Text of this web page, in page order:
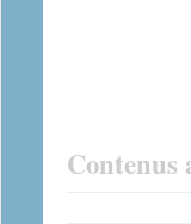
Contenus